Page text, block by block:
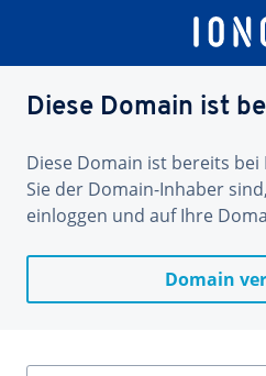
Diese Domain ist
Diese Domain ist bereits bei
Sie der Domain-Inhaber
einloggen und auf Ihre
Domain